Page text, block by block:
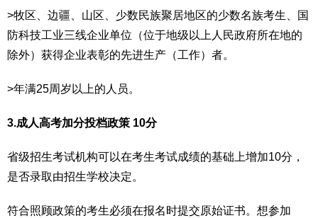
>牧区、边疆、山区、少数民族聚居地区的少数名族考生、国
防科技工业三线企业单位（位于地级以上人民政府所在地的
除外）获得企业表彰的先进生产（工作）者。
>年满25周岁以上的人员。
3.成人高考加分投档政策 10分
省级招生考试机构可以在考生考试成绩的基础上增加10分，
是否录取由招生学校决定。
符合照顾政策的考生必须在报名时提交原始证书。想参加